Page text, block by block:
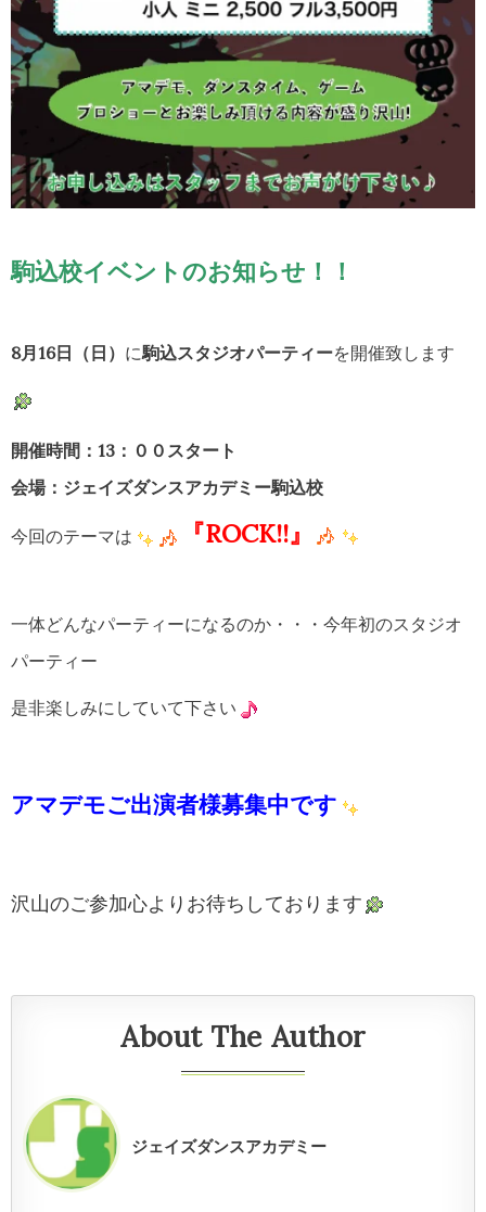
駒込校イベントのお知らせ！！
8月16日（日） に駒込スタジオパーティーを開催致します
開催時間：13：００スタート
会場：ジェイズダンスアカデミー駒込校
今回のテーマは 『ROCK!!』
一体どんなパーティーになるのか・・・今年初のスタジオ
パーティー
是非楽しみにしていて下さい
アマデモご出演者様募集中です
沢山のご参加心よりお待ちしております
About The Author
ジェイズダンスアカデミー